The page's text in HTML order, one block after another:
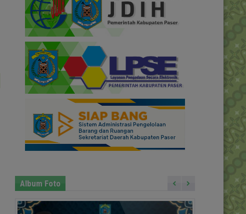
Album Foto